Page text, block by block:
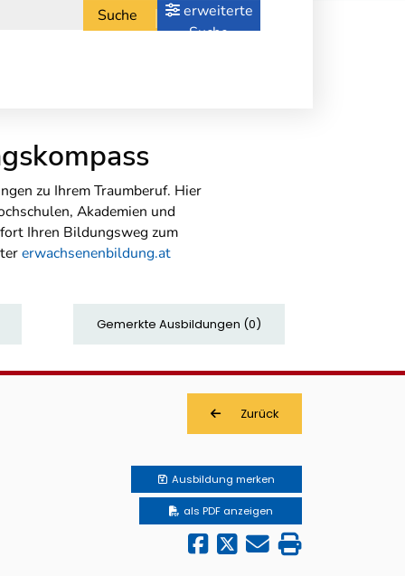
Suche
erweiterte
Suche
zu Ihrem Traumberuf. Hier
Akademien und
Ihren Bildungsweg zum
erwachsenenbildung.at
Gemerkte Ausbildungen (0)
Zurück
Ausbildung merken
als PDF anzeigen